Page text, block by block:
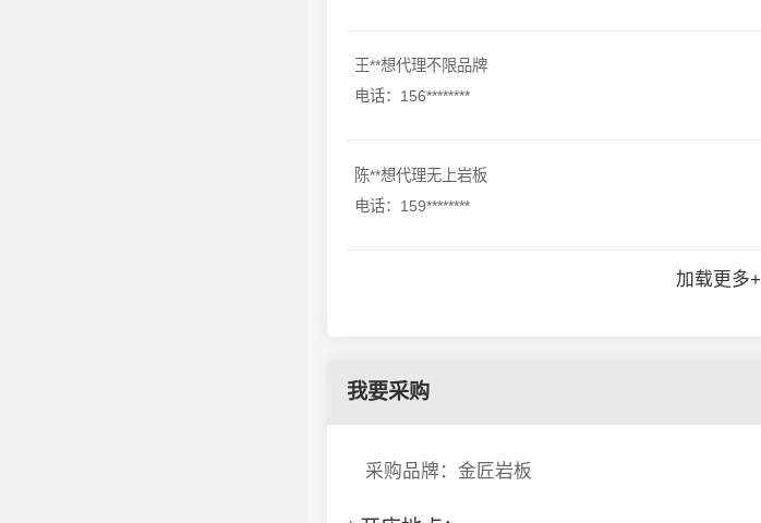
王**想代理不限品牌
电话：156********
陈**想代理无上岩板
电话：159********
加载更多+
我要采购
采购品牌：金匠岩板